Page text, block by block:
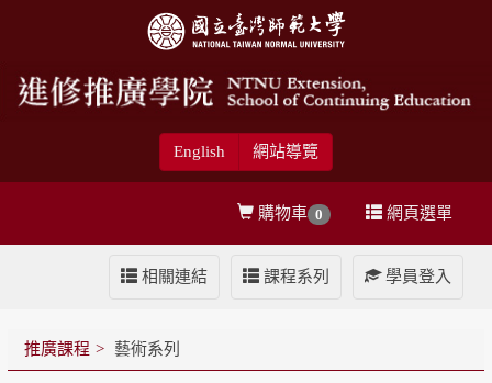
English 網站導覽
網頁選單
購物車 0
學員登入
課程系列
相關連結
推廣課程 藝術系列